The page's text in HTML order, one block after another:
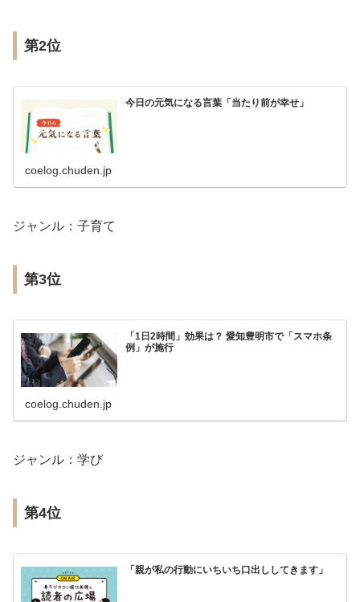
第2位
今日の元気になる言葉「当たり前が幸せ」
coelog.chuden.jp
ジャンル：子育て
第3位
「1日2時間」効果は？ 愛知豊明市で「スマホ条
例」が施行
coelog.chuden.jp
ジャンル：学び
第4位
「親が私の行動にいちいち口出ししてきます」